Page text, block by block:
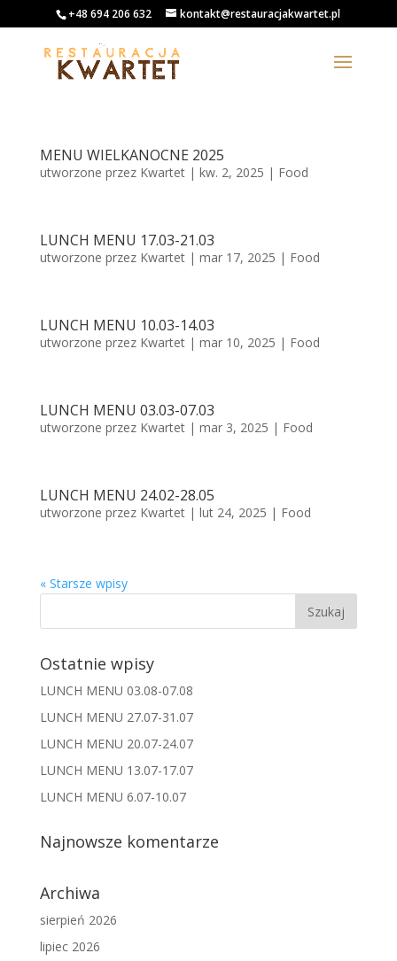
+48 694 206 632 kontakt@restauracjakwartet.pl
MENU WIELKANOCNE 2025
utworzone przez Kwartet| kw. 2, 2025 | Food
LUNCH MENU 17.03-21.03
utworzone przez Kwartet| mar 17, 2025 | Food
LUNCH MENU 10.03-14.03
utworzone przez Kwartet| mar 10, 2025 | Food
LUNCH MENU 03.03-07.03
utworzone przez Kwartet| mar 3, 2025 | Food
LUNCH MENU 24.02-28.05
utworzone przez Kwartet| lut 24, 2025 | Food
« Starsze wpisy
Ostatnie wpisy
LUNCH MENU 03.08-07.08
LUNCH MENU 27.07-31.07
LUNCH MENU 20.07-24.07
LUNCH MENU 13.07-17.07
LUNCH MENU 6.07-10.07
Najnowsze komentarze
Archiwa
sierpień 2026
lipiec 2026